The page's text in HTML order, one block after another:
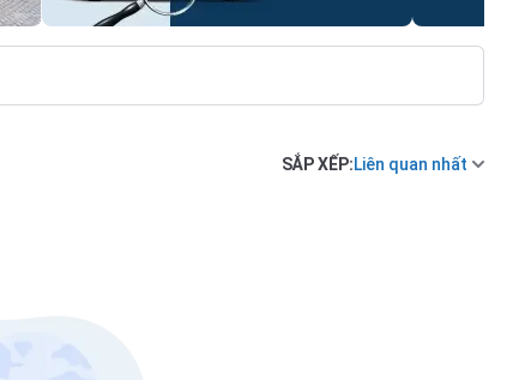
SẮP XẾP:Liên quan nhất